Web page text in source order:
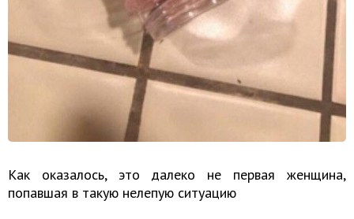
Как оказалось, это далеко не первая женщина,
попавшая в такую нелепую ситуацию